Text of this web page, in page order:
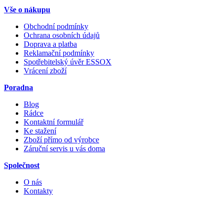
Vše o nákupu
Obchodní podmínky
Ochrana osobních údajů
Doprava a platba
Reklamační podmínky
Spotřebitelský úvěr ESSOX
Vrácení zboží
Poradna
Blog
Rádce
Kontaktní formulář
Ke stažení
Zboží přímo od výrobce
Záruční servis u vás doma
Společnost
O nás
Kontakty